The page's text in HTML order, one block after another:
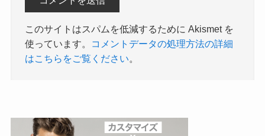
このサイトはスパムを低減するために Akismet を
使っています。
コメントデータの処理方法の詳細
はこちらをご覧ください。